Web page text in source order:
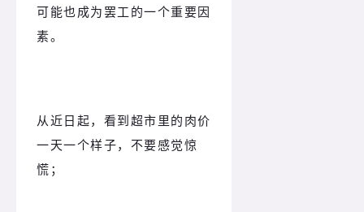
可能也成为罢工的一个重要因
素。
从近日起，看到超市里的肉价
一天一个样子，不要感觉惊
慌；